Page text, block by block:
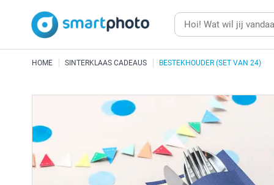
HOME SINTERKLAAS CADEAUS BESTEKHOUDER (SET VAN 24)